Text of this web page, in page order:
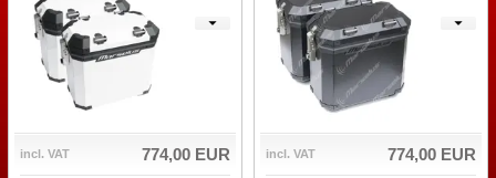
incl. VAT 774,00 EUR incl. VAT 774,00 EUR